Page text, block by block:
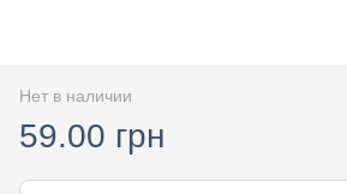
Нет в наличии
59.00 грн